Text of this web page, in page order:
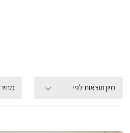
מחיר מיון תוצאות לפי